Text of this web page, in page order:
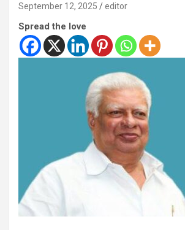
September 12, 2025 editor
Spread the love